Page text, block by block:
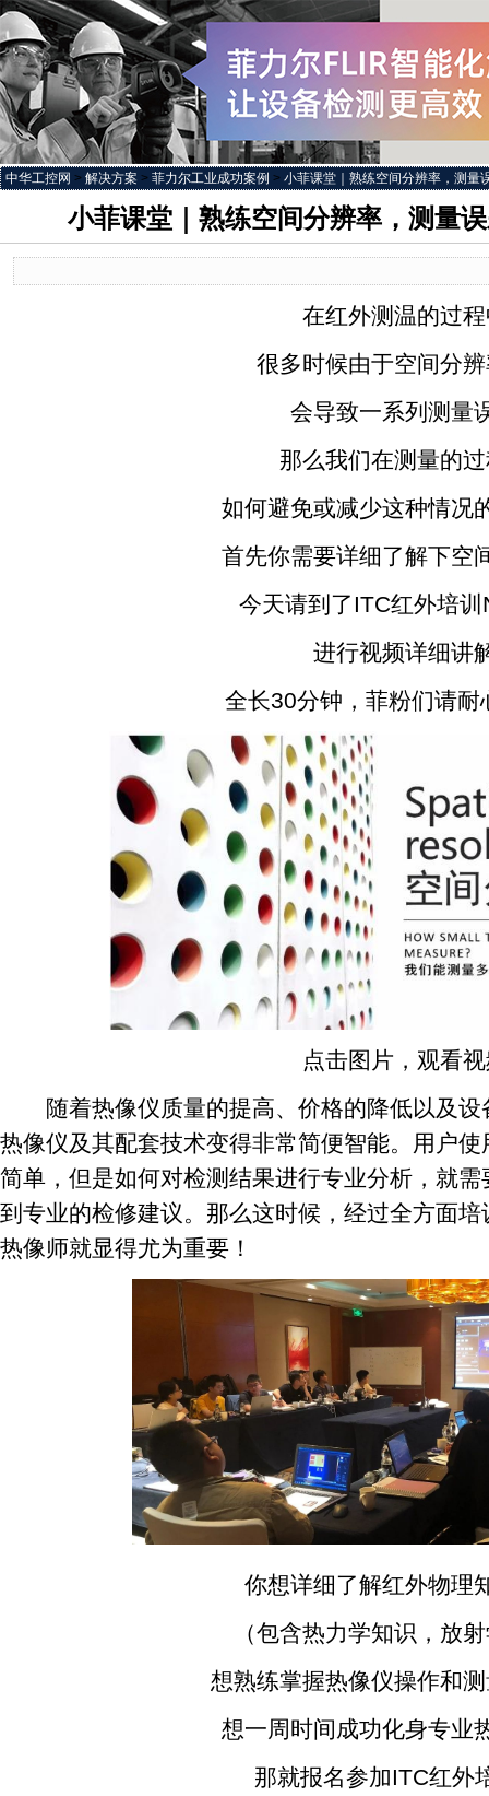
中华工控网 > 解决方案 > 菲力尔工业成功案例 > 小菲课堂｜熟练空间分辨率，测量
小菲课堂｜熟练空间分辨率，测量
在红外测温的过程
很多时候由于空间分辨
会导致一系列测量
那么我们在测量的过
如何避免或减少这种情况
首先你需要详细了解下空
今天请到了ITC红外培训
进行视频详细讲
全长30分钟，菲粉们请耐
点击图片，观看视
随着热像仪质量的提高、价格的降低以及设
热像仪及其配套技术变得非常简便智能。用户
简单，但是如何对检测结果进行专业分析，就
到专业的检修建议。那么这时候，经过全方面
热像师就显得尤为重要！
你想详细了解红外物理
（包含热力学知识，放射
想熟练掌握热像仪操作和测
想一周时间成功化身专业
那就报名参加ITC红外